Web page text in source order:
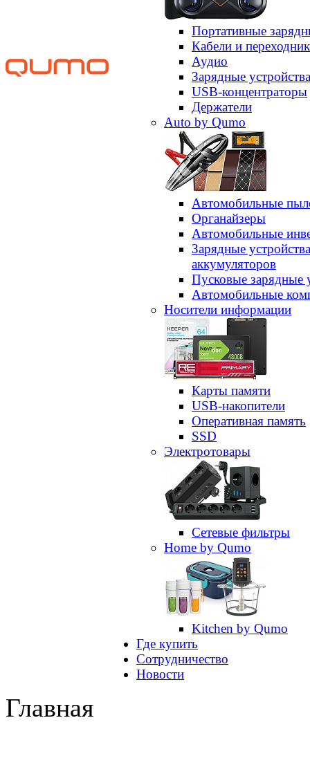
Портативные
Кабели и
Аудио
Зарядные устройства
USB-концентраторы
Держатели
Auto by Qumo
Автомобильные
Органайзеры
Автомобильные
Зарядные
аккумуляторов
Пусковые зарядные
Автомобильные
Носители информации
Карты памяти
USB-накопители
Оперативная память
SSD
Электротовары
Сетевые фильтры
Home by Qumo
Kitchen by Qumo
Где купить
Сотрудничество
Новости
Главная